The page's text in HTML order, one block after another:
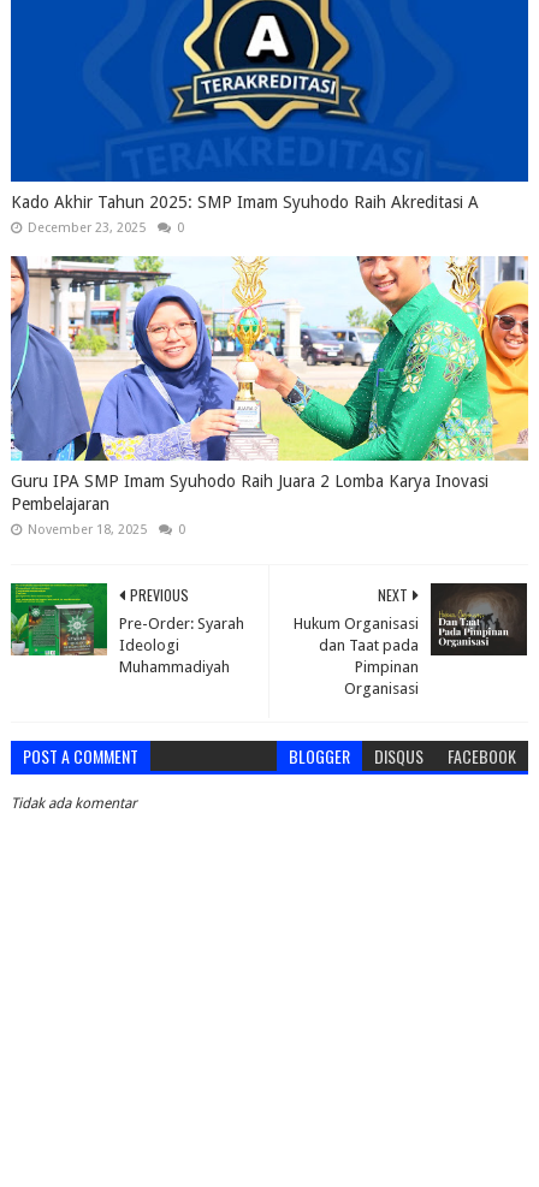
Kado Akhir Tahun 2025: SMP Imam Syuhodo Raih Akreditasi A
December 23, 2025 0
Guru IPA SMP Imam Syuhodo Raih Juara 2 Lomba Karya Inovasi
Pembelajaran
November 18, 2025 0
NEXT
Hukum Organisasi
dan Taat pada
Pimpinan
Organisasi
PREVIOUS
Pre-Order: Syarah
Ideologi
Muhammadiyah
POST A COMMENT BLOGGER DISQUS FACEBOOK
Tidak ada komentar